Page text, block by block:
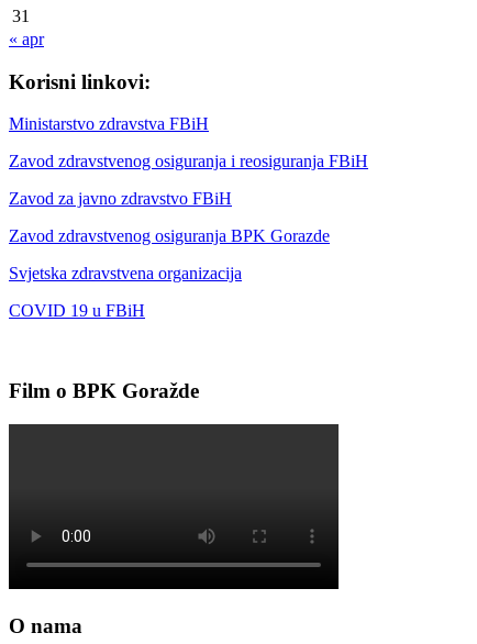
31
« apr
Korisni linkovi:
Ministarstvo zdravstva FBiH
Zavod zdravstvenog osiguranja i reosiguranja FBiH
Zavod za javno zdravstvo FBiH
Zavod zdravstvenog osiguranja BPK Gorazde
Svjetska zdravstvena organizacija
COVID 19 u FBiH
Film o BPK Goražde
O nama